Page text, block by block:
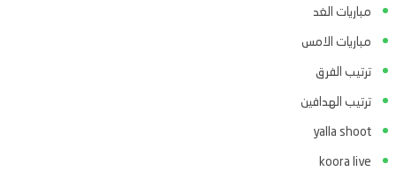
مباريات الغد
مباريات الامس
ترتيب الفرق
ترتيب الهدافين
yalla shoot
koora live